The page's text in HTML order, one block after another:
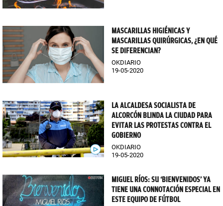
MASCARILLAS HIGIÉNICAS Y
MASCARILLAS QUIRÚRGICAS, ¿EN QUÉ
SE DIFERENCIAN?
OKDIARIO
19-05-2020
LA ALCALDESA SOCIALISTA DE
ALCORCÓN BLINDA LA CIUDAD PARA
EVITAR LAS PROTESTAS CONTRA EL
GOBIERNO
OKDIARIO
19-05-2020
MIGUEL RÍOS: SU ‘BIENVENIDOS’ YA
TIENE UNA CONNOTACIÓN ESPECIAL EN
ESTE EQUIPO DE FÚTBOL